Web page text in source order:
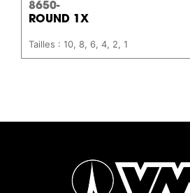
8650-
ROUND 1X
Tailles : 10, 8, 6, 4, 2, 1